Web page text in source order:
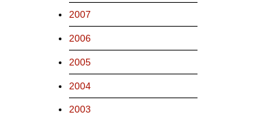
2007
2006
2005
2004
2003